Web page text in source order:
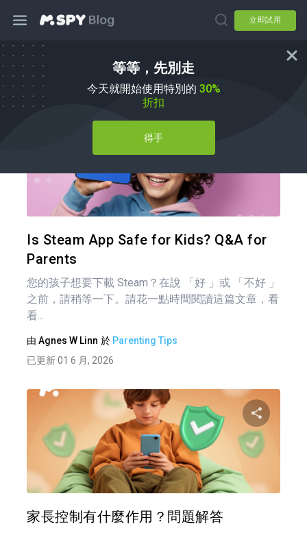
立即試用
等等，先別走
今天就開始使用特別的 30%
折扣
得手
育兒秘訣
Is Steam App Safe for Kids? Q&A for
Parents
您的孩子想要下載 Steam？在說 「好 」或 「不好 」
之前，請稍等一下。請花一點時間閱讀這篇文章，看
看...
由 Agnes W Linn 於 Parenting Tips
已更新 01 6 月, 2026
家長控制有什麼作用？問題解答